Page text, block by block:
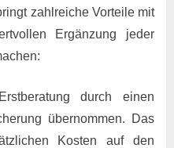
zahlreiche Vorteile mit
Ergänzung jeder
durch einen
übernommen. Das
Kosten auf den